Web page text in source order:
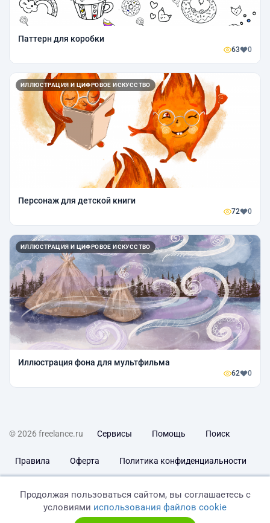
Паттерн для коробки
63 0
ИЛЛЮСТРАЦИЯ И ЦИФРОВОЕ ИСКУССТВО
Персонаж для детской книги
72 0
ИЛЛЮСТРАЦИЯ И ЦИФРОВОЕ ИСКУССТВО
Иллюстрация фона для мультфильма
62 0
© 2026 freelance.ru Сервисы Помощь Поиск
Правила Оферта Политика конфиденциальности
Продолжая пользоваться сайтом, вы соглашаетесь с
условиями использования файлов cookie